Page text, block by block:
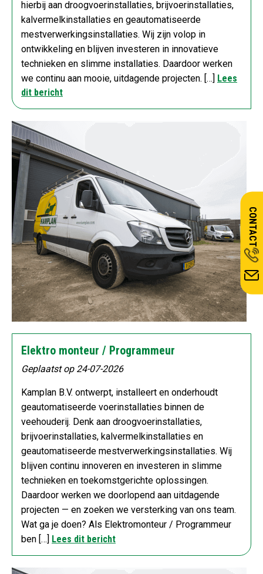
hierbij aan droogvoerinstallaties, brijvoerinstallaties,
kalvermelkinstallaties en geautomatiseerde
mestverwerkingsinstallaties. Wij zijn volop in
ontwikkeling en blijven investeren in innovatieve
technieken en slimme installaties. Daardoor werken
we continu aan mooie, uitdagende projecten. […] Lees
dit bericht
Elektro monteur / Programmeur
Geplaatst op 24-07-2026
Kamplan B.V. ontwerpt, installeert en onderhoudt
geautomatiseerde voerinstallaties binnen de
veehouderij. Denk aan droogvoerinstallaties,
brijvoerinstallaties, kalvermelkinstallaties en
geautomatiseerde mestverwerkingsinstallaties. Wij
blijven continu innoveren en investeren in slimme
technieken en toekomstgerichte oplossingen.
Daardoor werken we doorlopend aan uitdagende
projecten — en zoeken we versterking van ons team.
Wat ga je doen? Als Elektromonteur / Programmeur
ben […] Lees dit bericht
CONTACT